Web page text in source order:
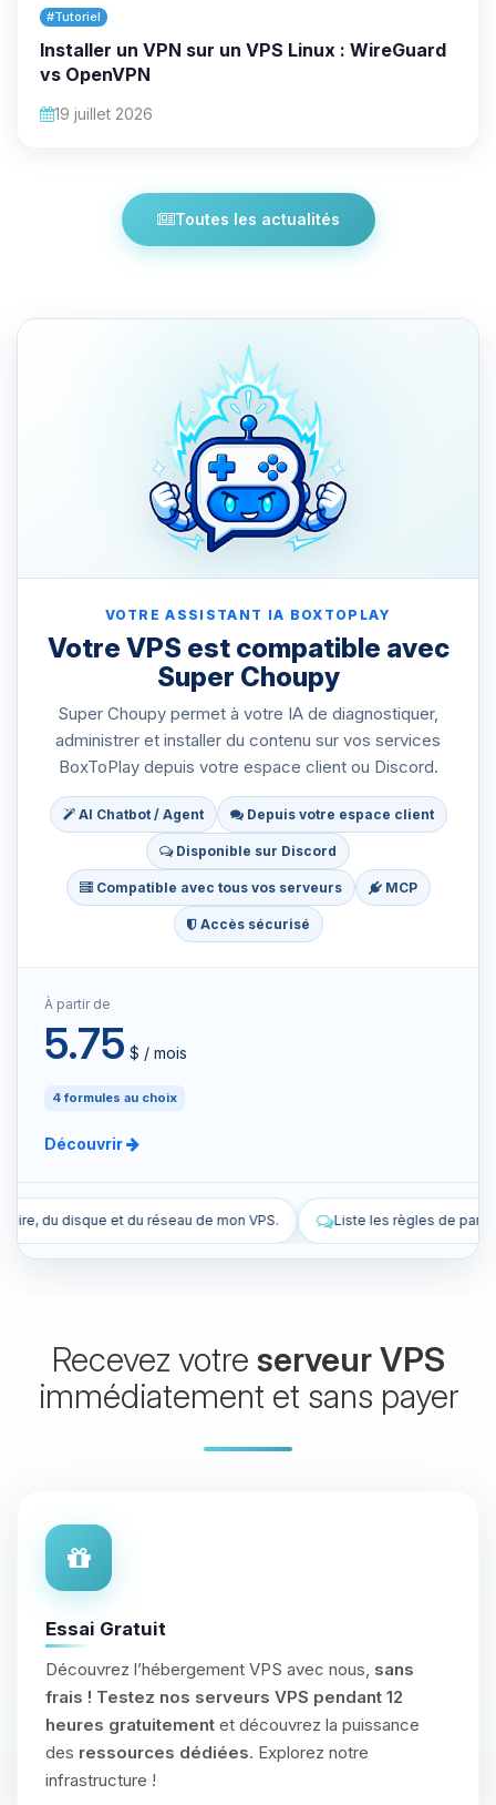
#Tutoriel
Installer un VPN sur un VPS Linux : WireGuard
vs OpenVPN
19 juillet 2026
Toutes les actualités
VOTRE ASSISTANT IA BOXTOPLAY
Votre VPS est compatible avec
Super Choupy
Super Choupy permet à votre IA de diagnostiquer,
administrer et installer du contenu sur vos services
BoxToPlay depuis votre espace client ou Discord.
AI Chatbot / Agent Depuis votre espace client
Disponible sur Discord
Compatible avec tous vos serveurs MCP
Accès sécurisé
À partir de
5.75 $ / mois
4 formules au choix
Découvrir
mon VPS. Liste les règles de pare-feu actuelles de mon VPS.
Recevez votre serveur VPS
immédiatement et sans payer
Essai Gratuit
Découvrez l’hébergement VPS avec nous, sans
frais ! Testez nos serveurs VPS pendant 12
heures gratuitement et découvrez la puissance
des ressources dédiées. Explorez notre
infrastructure !